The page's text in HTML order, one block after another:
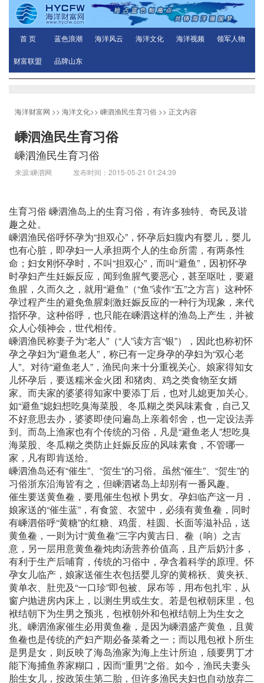
首 页 蓝色浪潮 海洋风云 海洋文化 海洋视频 领军人物
财富联盟 品牌山东
海洋财富网 >> 海洋文化>> 嵊泗渔民生育习俗 >> 正文内容
嵊泗渔民生育习俗
嵊泗渔民生育习俗
来源:嵊泗网 发布时间：2015-05-21 01:24:39
生育习俗 嵊泗渔岛上的生育习俗，有许多独特、奇民及谐
趣之处。
嵊泗渔民俗呼怀孕为“担双心”，怀孕后妇腹内有婴儿，婴儿
也有心脏，即孕妇一人承担两个人的生命所需，有两条性
命；妇女刚怀孕时，不叫“担双心”，而叫“避鱼”，因初怀孕
时孕妇产生妊娠反应，闻到鱼腥气要恶心，甚至呕吐，要避
鱼腥，久而久之，就用“避鱼”（“鱼”读作“五”之方言）这种怀
孕过程产生的避免鱼腥刺激妊娠反应的一种行为现象，来代
指怀孕。这种俗呼，也只能在嵊泗这样的渔岛上产生，并被
众人心领神会，世代相传。
嵊泗渔民称妻子为“老人”（“人”读方言“银”），因此也称初怀
孕之孕妇为“避鱼老人”，称已有一定身孕的孕妇为“双心老
人”。对待“避鱼老人”，渔民向来十分重视关心。娘家得知女
儿怀孕后，要送糯米金火团 和猪肉、鸡之类食物至女婿
家。而夫家的婆婆得知家中要添丁后，也对儿媳更加关心。
如“避鱼”媳妇想吃臭海菜股、冬瓜糊之类风味素食，自己又
不好意思去办，婆婆即使问遍岛上亲着邻舍，也一定设法弄
到。而岛上渔家也有个传统的习俗，凡是“避鱼老人”想吃臭
海菜股、冬瓜糊之类防止妊娠反应的风味素食，不管哪一
家，凡有即肯送给。
嵊泗渔岛还有“催生”、“贺生”的习俗。虽然“催生”、“贺生”的
习俗浙东沿海皆有之，但嵊泗诸岛上却别有一番风趣。
催生要送黄鱼鲞，要甩催生包袱卜男女。孕妇临产这一月，
娘家送的“催生蓝”，有食篮、衣篮中，必须有黄鱼鲞，同时
有嵊泗俗呼“黄糖”的红糖、鸡蛋、桂圆、长面等滋补品，送
黄鱼鲞，一则为讨“黄鱼鲞”三字内黄吉日、鲞（响）之吉
意，另一层用意黄鱼鲞炖肉汤营养价值高，且产后奶汁多，
有利于生产后哺育，传统的习俗中，孕含着科学的原理。怀
孕女儿临产，娘家送催生衣包括婴儿穿的黄棉袄、黄夹袄、
黄单衣、肚兜及“一口珍”即包被、尿布等，用布包扎牢，从
窗户抛进房内床上，以测生男或生女。若是包袱朝床里，包
袱结朝下为生男之预兆，包袱朝外和包袱结朝上为生女之
兆。嵊泗渔家催生必用黄鱼鲞，是因为嵊泗盛产黄鱼，且黄
鱼鲞也是传统的产妇产期必备菜肴之一；而以甩包袱卜所生
是男是女，则反映了海岛渔家为海上生计所迫，颀要男丁才
能下海捕鱼养家糊口，因而“重男”之俗。如今，渔民夫妻头
胎生女儿，按政策生第二胎，但许多渔民夫妇也自动放弃二